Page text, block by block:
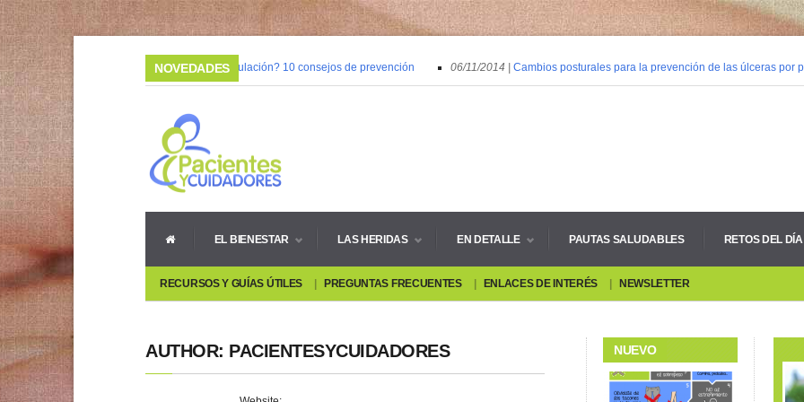
NOVEDADES
03/02/2015 |¿Mala circulación? 10 consejos de prevención 06/11/2014 |Cambios posturales para la prevención de las úlceras por
08/05/2014 |Vivir con heridas crónicas
EL BIENESTAR LAS HERIDAS EN DETALLE PAUTAS SALUDABLES RETOS DEL
RECURSOS Y GUÍAS ÚTILES PREGUNTAS FRECUENTES ENLACES DE INTERÉS NEWSLETTER
AUTHOR: PACIENTESYCUIDADORES NUEVO